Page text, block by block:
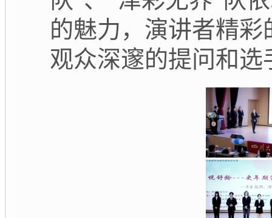
的魅力，演讲者精
观众深邃的提问和